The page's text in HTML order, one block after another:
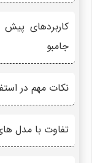
کاربردهای
جامبو
نکات مهم در
تفاوت با مدل